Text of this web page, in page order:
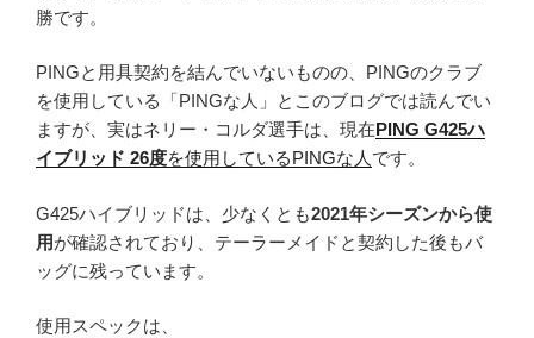
勝です。
PINGと用具契約を結んでいないものの、PINGのクラブ
を使用している「PINGな人」とこのブログでは読んでい
ますが、実はネリー・コルダ選手は、現在PING G425ハ
イブリッド 26度を使用しているPINGな人 です。
G425ハイブリッドは、少なくとも2021年シーズンから使
用が確認されており、テーラーメイドと契約した後もバ
ッグに残っています。
使用スペックは、